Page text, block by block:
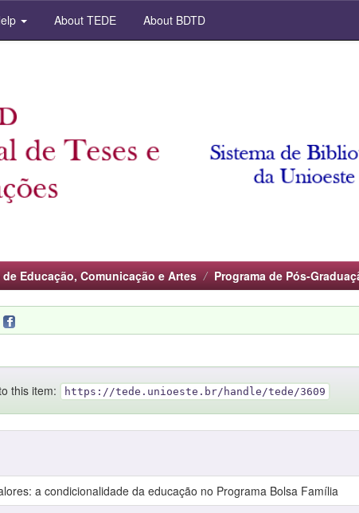
About TEDE About BDTD
Educação, Comunicação e Artes Programa de Pós-
this item: https://tede.unioeste.br/handle/tede/3609
a condicionalidade da educação no Programa Bolsa Família